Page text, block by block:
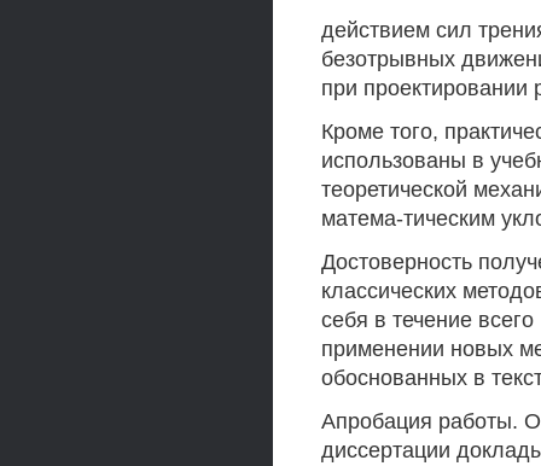
действием сил
безотрывных
при проектировании
Кроме того,
использованы в
теоретической
матема-тическим
Достоверность
классических
себя в течение
применении новых
обоснованных в
Апробация работы.
диссертации